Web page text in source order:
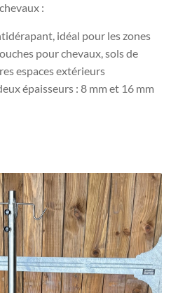
:
idéal pour les zones
pour chevaux, sols de
espaces extérieurs
épaisseurs : 8 mm et 16 mm